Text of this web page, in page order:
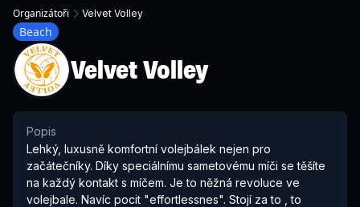
Organizátoři Velvet Volley
Beach
Velvet Volley
Popis
Lehký, luxusně komfortní volejbálek nejen pro
začátečníky. Díky speciálnímu sametovému míči se těšíte
na každý kontakt s míčem. Je to něžná revoluce ve
volejbale. Navíc pocit "effortlessnes". Stojí za to , to